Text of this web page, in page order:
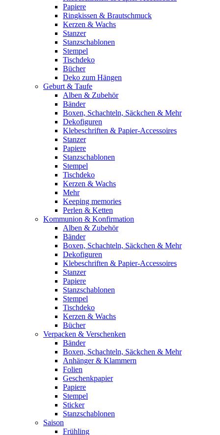
Papiere
Ringkissen & Brautschmuck
Kerzen & Wachs
Stanzer
Stanzschablonen
Stempel
Tischdeko
Bücher
Deko zum Hängen
Geburt & Taufe
Alben & Zubehör
Bänder
Boxen, Schachteln, Säckchen & Mehr
Dekofiguren
Klebeschriften & Papier-Accessoires
Stanzer
Papiere
Stanzschablonen
Stempel
Tischdeko
Kerzen & Wachs
Mehr
Keeping memories
Perlen & Ketten
Kommunion & Konfirmation
Alben & Zubehör
Bänder
Boxen, Schachteln, Säckchen & Mehr
Dekofiguren
Klebeschriften & Papier-Accessoires
Stanzer
Papiere
Stanzschablonen
Stempel
Tischdeko
Kerzen & Wachs
Bücher
Verpacken & Verschenken
Bänder
Boxen, Schachteln, Säckchen & Mehr
Anhänger & Klammern
Folien
Geschenkpapier
Papiere
Stempel
Sticker
Stanzschablonen
Saison
Frühling